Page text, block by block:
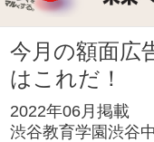
今月の額面広
はこれだ！
2022年06月掲載
渋谷教育学園渋谷